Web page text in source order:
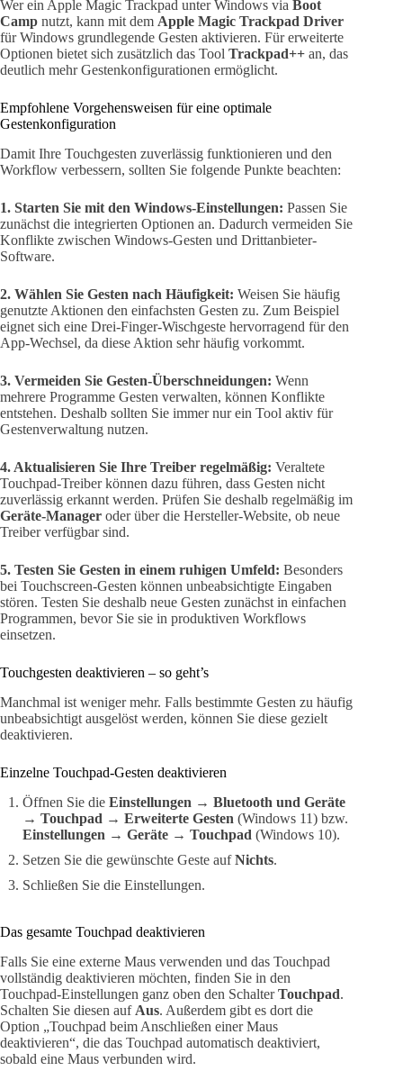
Wer ein Apple Magic Trackpad unter Windows via Boot
Camp nutzt, kann mit dem Apple Magic Trackpad Driver
für Windows grundlegende Gesten aktivieren. Für erweiterte
Optionen bietet sich zusätzlich das Tool Trackpad++ an, das
deutlich mehr Gestenkonfigurationen ermöglicht.
Empfohlene Vorgehensweisen für eine optimale
Gestenkonfiguration
Damit Ihre Touchgesten zuverlässig funktionieren und den
Workflow verbessern, sollten Sie folgende Punkte beachten:
1. Starten Sie mit den Windows-Einstellungen: Passen Sie
zunächst die integrierten Optionen an. Dadurch vermeiden Sie
Konflikte zwischen Windows-Gesten und Drittanbieter-
Software.
2. Wählen Sie Gesten nach Häufigkeit: Weisen Sie häufig
genutzte Aktionen den einfachsten Gesten zu. Zum Beispiel
eignet sich eine Drei-Finger-Wischgeste hervorragend für den
App-Wechsel, da diese Aktion sehr häufig vorkommt.
3. Vermeiden Sie Gesten-Überschneidungen: Wenn
mehrere Programme Gesten verwalten, können Konflikte
entstehen. Deshalb sollten Sie immer nur ein Tool aktiv für
Gestenverwaltung nutzen.
4. Aktualisieren Sie Ihre Treiber regelmäßig: Veraltete
Touchpad-Treiber können dazu führen, dass Gesten nicht
zuverlässig erkannt werden. Prüfen Sie deshalb regelmäßig im
Geräte-Manager oder über die Hersteller-Website, ob neue
Treiber verfügbar sind.
5. Testen Sie Gesten in einem ruhigen Umfeld: Besonders
bei Touchscreen-Gesten können unbeabsichtigte Eingaben
stören. Testen Sie deshalb neue Gesten zunächst in einfachen
Programmen, bevor Sie sie in produktiven Workflows
einsetzen.
Touchgesten deaktivieren – so geht’s
Manchmal ist weniger mehr. Falls bestimmte Gesten zu häufig
unbeabsichtigt ausgelöst werden, können Sie diese gezielt
deaktivieren.
Einzelne Touchpad-Gesten deaktivieren
Öffnen Sie die Einstellungen → Bluetooth und Geräte
→ Touchpad → Erweiterte Gesten (Windows 11) bzw.
Einstellungen → Geräte → Touchpad (Windows 10).
Setzen Sie die gewünschte Geste aufNichts.
Schließen Sie die Einstellungen.
Das gesamte Touchpad deaktivieren
Falls Sie eine externe Maus verwenden und das Touchpad
vollständig deaktivieren möchten, finden Sie in den
Touchpad-Einstellungen ganz oben den SchalterTouchpad.
Schalten Sie diesen auf Aus. Außerdem gibt es dort die
Option „Touchpad beim Anschließen einer Maus
deaktivieren“, die das Touchpad automatisch deaktiviert,
sobald eine Maus verbunden wird.